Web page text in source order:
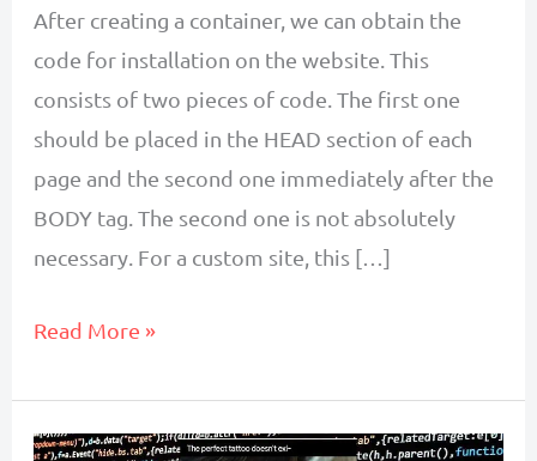
After creating a container, we can obtain the
code for installation on the website. This
consists of two pieces of code. The first one
should be placed in the HEAD section of each
page and the second one immediately after the
BODY tag. The second one is not absolutely
necessary. For a custom site, this […]
How
Install
Google
Read More »